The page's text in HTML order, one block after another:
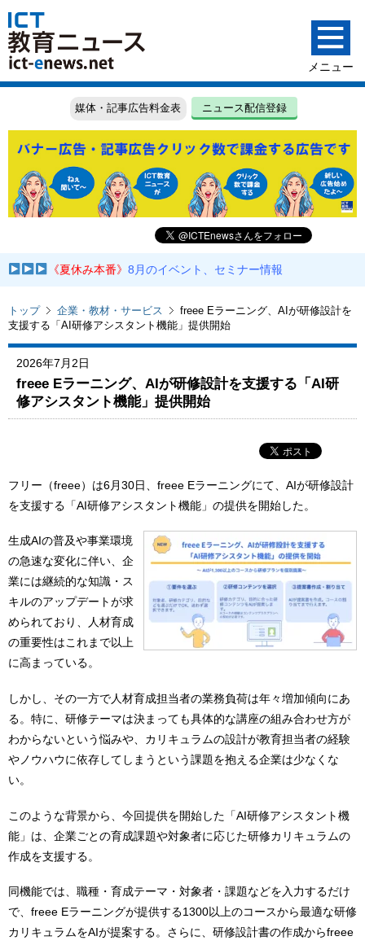
媒体・記事広告料金表 ニュース配信登録
《夏休み本番》8月のイベント、セミナー情報
トップ 企業・教材・サービス
freee Eラーニング、AIが研修設計を
支援する「AI研修アシスタント機能」提供開始
2026年7月2日
freee Eラーニング、AIが研修設計を支援する「AI研
修アシスタント機能」提供開始
フリー（freee）は6月30日、freee Eラーニングにて、AIが研修設計
を⽀援する「AI研修アシスタント機能」の提供を開始した。
生成AIの普及や事業環境
の急速な変化に伴い、企
業には継続的な知識・ス
キルのアップデートが求
められており、人材育成
の重要性はこれまで以上
に高まっている。
しかし、その一方で人材育成担当者の業務負荷は年々増加傾向にあ
る。特に、研修テーマは決まっても具体的な講座の組み合わせ方が
わからないという悩みや、カリキュラムの設計が教育担当者の経験
やノウハウに依存してしまうという課題を抱える企業は少なくな
い。
このような背景から、今回提供を開始した「AI研修アシスタント機
能」は、企業ごとの育成課題や対象者に応じた研修カリキュラムの
作成を支援する。
同機能では、職種・育成テーマ・対象者・課題などを入力するだけ
で、freee Eラーニングが提供する1300以上のコースから最適な研修
カリキュラムをAIが提案する。さらに、研修設計書の作成からfreee